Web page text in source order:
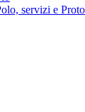
servizi e